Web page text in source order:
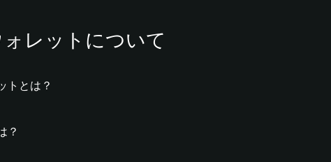
レットについて
トとは？
？